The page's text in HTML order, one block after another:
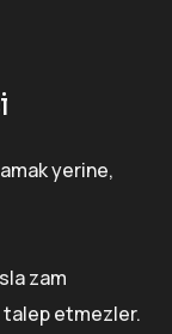
yerine,
zam
talep etmezler.